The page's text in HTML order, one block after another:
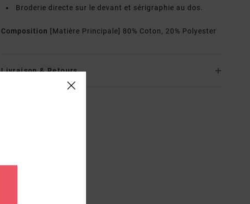
Broderie directe sur le devant et sérigraphie au dos.
Composition [Matière Principale] 80% Coton, 20% Polyester
Livraison & Retours